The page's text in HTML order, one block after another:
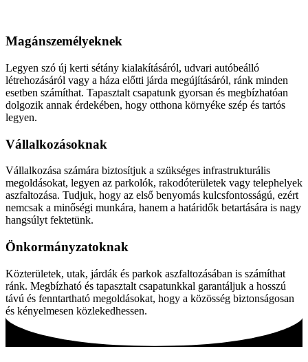
Magánszemélyeknek
Legyen szó új kerti sétány kialakításáról, udvari autóbeálló
létrehozásáról vagy a háza előtti járda megújításáról, ránk minden
esetben számíthat. Tapasztalt csapatunk gyorsan és megbízhatóan
dolgozik annak érdekében, hogy otthona környéke szép és tartós
legyen.
Vállalkozásoknak
Vállalkozása számára biztosítjuk a szükséges infrastrukturális
megoldásokat, legyen az parkolók, rakodóterületek vagy telephelyek
aszfaltozása. Tudjuk, hogy az első benyomás kulcsfontosságú, ezért
nemcsak a minőségi munkára, hanem a határidők betartására is nagy
hangsúlyt fektetünk.
Önkormányzatoknak
Közterületek, utak, járdák és parkok aszfaltozásában is számíthat
ránk. Megbízható és tapasztalt csapatunkkal garantáljuk a hosszú
távú és fenntartható megoldásokat, hogy a közösség biztonságosan
és kényelmesen közlekedhessen.